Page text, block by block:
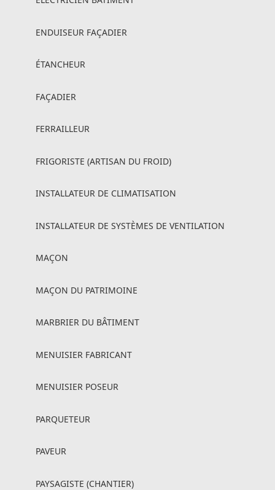
ENDUISEUR FAÇADIER
ÉTANCHEUR
FAÇADIER
FERRAILLEUR
FRIGORISTE (ARTISAN DU FROID)
INSTALLATEUR DE CLIMATISATION
INSTALLATEUR DE SYSTÈMES DE VENTILATION
MAÇON
MAÇON DU PATRIMOINE
MARBRIER DU BÂTIMENT
MENUISIER FABRICANT
MENUISIER POSEUR
PARQUETEUR
PAVEUR
PAYSAGISTE (CHANTIER)